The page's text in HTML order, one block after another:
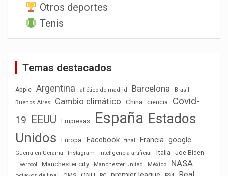
Otros deportes
Tenis
Temas destacados
Apple Argentina atlético de madrid Barcelona
Brasil
Buenos Aires
Cambio climático China ciencia
Covid-
19 EEUU Empresas España Estados
Unidos
Europa Facebook final Francia google
Guerra en Ucrania Instagram inteligencia artificial Italia Joe Biden
Liverpool Manchester city Manchester united México NASA